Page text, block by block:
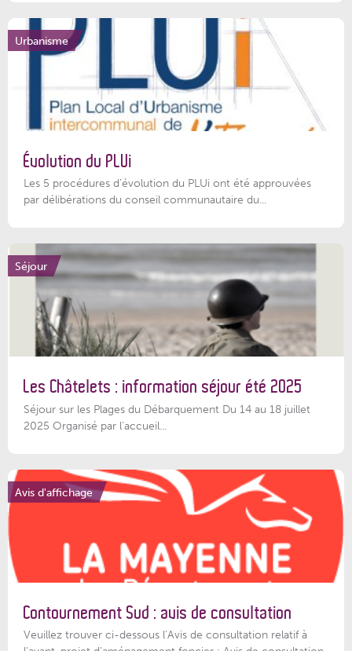
Urbanisme
Évolution du PLUi
Les 5 procédures d’évolution du PLUi ont été approuvées
par délibérations du conseil communautaire du...
Séjour
Les Châtelets : information séjour été 2025
Séjour sur les Plages du Débarquement Du 14 au 18 juillet
2025 Organisé par l’accueil...
Avis d'affichage
Contournement Sud : avis de consultation
Veuillez trouver ci-dessous l’Avis de consultation relatif à